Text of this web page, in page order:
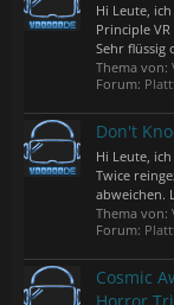
Hi Leute,
Principle
Sehr flüssig
Thema von:
Forum:
Don't
Hi Leute,
Twice
abweichen.
Thema von:
Forum:
Cosmic